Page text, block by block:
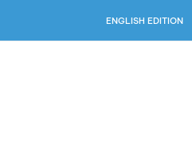
ENGLISH EDITION